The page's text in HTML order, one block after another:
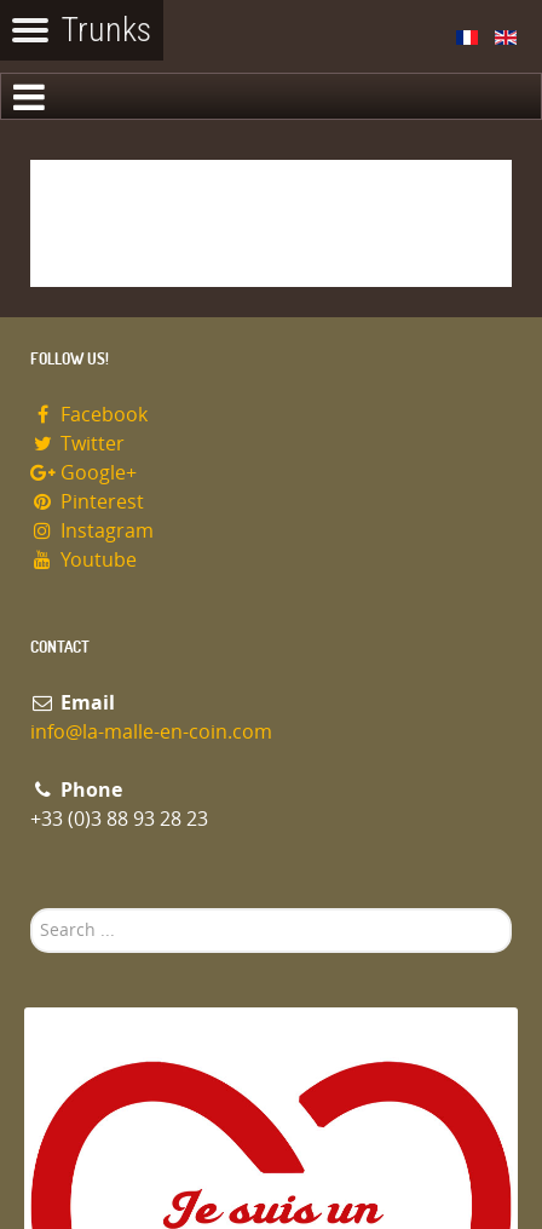
FOLLOW US!
Facebook
Twitter
Google+
Pinterest
Instagram
Youtube
CONTACT
Email
info@la-malle-en-coin.com
Phone
+33 (0)3 88 93 28 23
Search
...